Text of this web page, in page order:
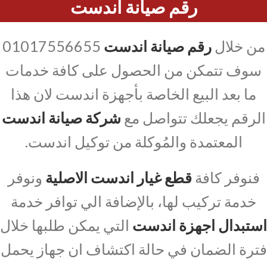
رقم صيانة اندست
من خلالرقم صيانة اندست 01017556655
سوف تتمكن من الحصول على كافة خدمات
ما بعد البيع الخاصة بأجهزة اندست لان هذا
الرقم يجعلك تتواصل مع شركة صيانة اندست
المعتمدة والمُوكلة من توكيل اندست.
فنوفر كافةقطع غيار اندست الاصلية ونوفر
خدمة تركيب لها، بالإضافة الي توافر خدمة
استبدال اجهزة اندست التي يمكن طلبها خلال
فترة الضمان في حالة اكتشاف ان جهاز يحمل